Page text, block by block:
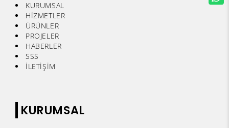
KURUMSAL
HİZMETLER
ÜRÜNLER
PROJELER
HABERLER
SSS
İLETİŞİM
KURUMSAL